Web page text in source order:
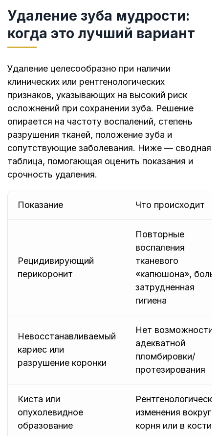
Удаление зуба мудрости:
когда это лучший вариант
Удаление целесообразно при наличии
клинических или рентгенологических
признаков, указывающих на высокий риск
осложнений при сохранении зуба. Решение
опирается на частоту воспалений, степень
разрушения тканей, положение зуба и
сопутствующие заболевания. Ниже — сводная
таблица, помогающая оценить показания и
срочность удаления.
Показание Что происходит
Рецидивирующий
перикоронит
Повторные
воспаления
тканевого
«капюшона», боль,
затрудненная
гигиена
Невосстанавливаемый
кариес или
разрушение коронки
Нет возможности
адекватной
пломбировки/
протезирования
Киста или
опухолевидное
образование
изменения вокруг
корня или в кости